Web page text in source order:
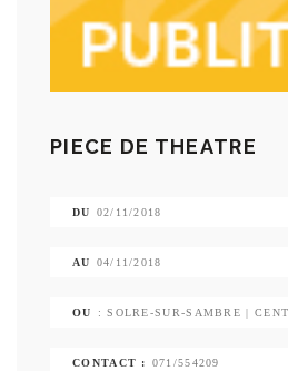
PIECE DE THEATRE
DU 02/11/2018
AU 04/11/2018
OU : SOLRE-SUR-SAMBRE |
CONTACT : 071/554209